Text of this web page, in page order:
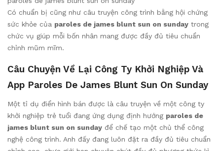
Có chuẩn bị cũng như câu truyện công trình bằng hội chứng
sức khỏe của paroles de james blunt sun on sunday trong
chức vụ giúp mỗi bốn nhân mang được đầy đủ tiêu chuẩn
chỉnh mũm mĩm.
Câu Chuyện Về Lại Công Ty Khởi Nghiệp Và
App Paroles De James Blunt Sun On Sunday
Một tỉ dụ điển hình bán được là câu truyện về một công ty
khởi nghiệp trẻ tuổi đang ứng dụng định hướng paroles de
james blunt sun on sunday để chế tạo một chủ thể công
nghệ công trình. Anh đấy đang luôn đặt ra đầy đủ tiêu chuẩn